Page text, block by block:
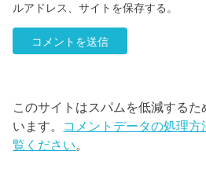
ルアドレス、サイトを保存する。
このサイトはスパムを低減するた
います。 コメントデータの処理
覧ください。